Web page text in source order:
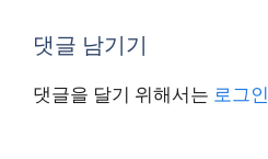
댓글 남기기
댓글을 달기 위해서는 로그인